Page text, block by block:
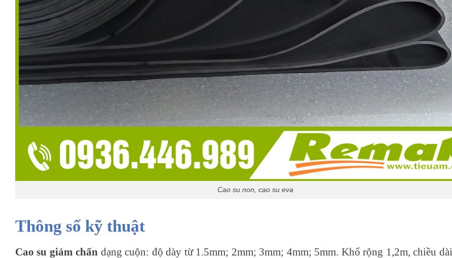
Cao su non, cao su eva
Thông số kỹ thuật
Cao su giảm chấn dạng cuộn: độ dày từ 1.5mm; 2mm; 3mm; 4mm; 5mm. Khổ rộng 1,2m, chiều